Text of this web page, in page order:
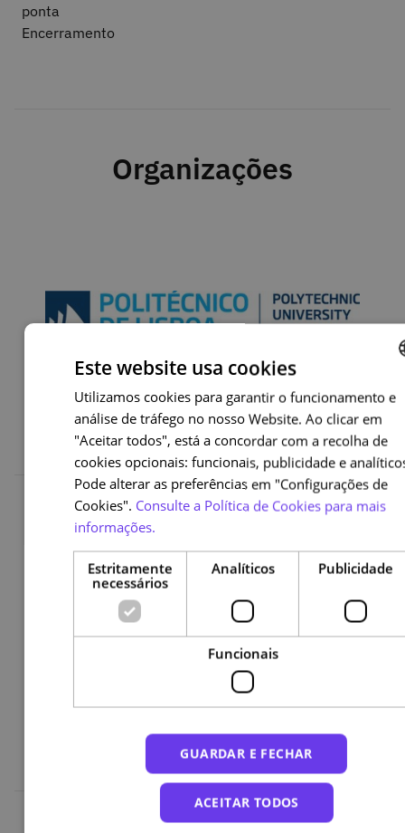
ponta
Encerramento
Organizações
Financiamento
Este curso é no âmbito do projeto PRODIGI:
Rumo ao Futuro - Programa de Formação em
PROgramação, Informação e Cidadania DIGItal,
enquadrado no investimento Impulso Mais
Digital, financiado pelo Plano de Recuperação e
Resiliência (PRR), sendo a entidade responsável
pela sua operacionalização a Direção-Geral do
Ensino Superior (DGES).
ENGLISH
Este website usa cookies
Utilizamos cookies para garantir o funcionamento e
análise de tráfego no nosso Website. Ao clicar em
"Aceitar todos", está a concordar com a recolha de
cookies opcionais: funcionais, publicidade e
Pode alterar as preferências em "Configurações de
Cookies". Consulte a Política de Cookies para mais
informações.
Estritamente
necessários
Analíticos Publicidade
Funcionais
GUARDAR E FECHAR
ACEITAR TODOS